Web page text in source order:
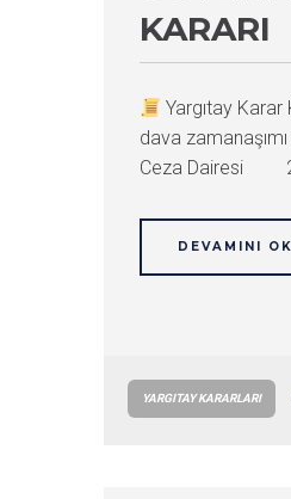
KARARI
Yargıtay
dava
Ceza Dairesi
DEVAMINI
YARGITAY KARARLARI